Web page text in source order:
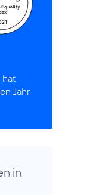
hat
Jahr
in